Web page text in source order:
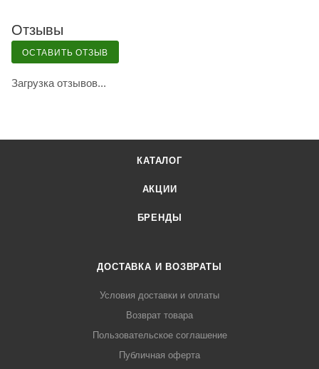
Отзывы
ОСТАВИТЬ ОТЗЫВ
Загрузка отзывов...
КАТАЛОГ
АКЦИИ
БРЕНДЫ
ДОСТАВКА И ВОЗВРАТЫ
Условия доставки и оплаты
Возврат товара
Пользовательское соглашение
Публичная оферта